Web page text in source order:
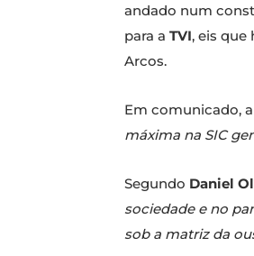
andado num
para a TVI, eis que
Arcos.
Em comunicado,
máxima na SIC
Segundo Daniel
sociedade e no
sob a matriz da